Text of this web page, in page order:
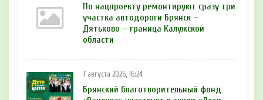
По нацпроекту ремонтируют сразу три
участка автодороги Брянск –
Дятьково – граница Калужской
области
7 августа 2026, 16:24
Брянский благотворительный фонд